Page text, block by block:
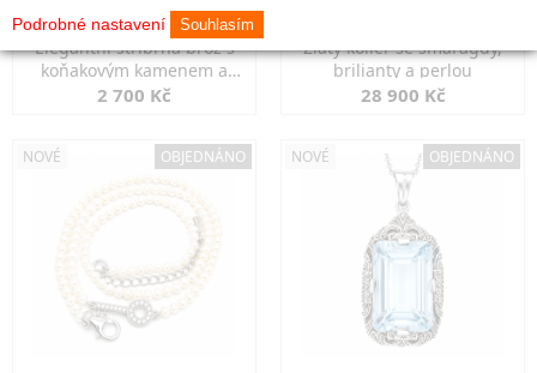
Elegantní stříbrná brož s
koňakovým kamenem a
markazity
2 700 Kč
Zlatý kolier se smaragdy,
brilianty a perlou
28 900 Kč
NOVÉ OBJEDNÁNO NOVÉ OBJEDNÁNO
Podrobné nastavení Souhlasím